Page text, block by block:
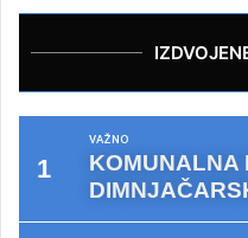
VAŽNO
KOMUNALNA